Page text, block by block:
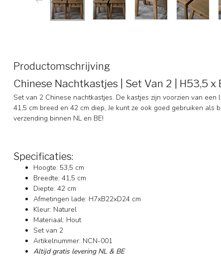
Productomschrijving
Chinese Nachtkastjes | Set Van 2 | H53,5 x
Set van 2 Chinese nachtkastjes. De kastjes zijn voorzien van
41,5 cm breed en 42 cm diep, Je kunt ze ook goed gebruiken als
verzending binnen NL en BE!
Specificaties:
Hoogte: 53,5 cm
Breedte: 41,5 cm
Diepte: 42 cm
Afmetingen lade: H7xB22xD24 cm
Kleur: Naturel
Materiaal: Hout
Set van 2
Artikelnummer: NCN-001
Altijd gratis levering NL & BE